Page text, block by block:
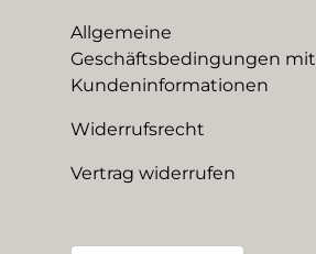
Allgemeine
Geschäftsbedingungen mit
Kundeninformationen
Widerrufsrecht
Vertrag widerrufen